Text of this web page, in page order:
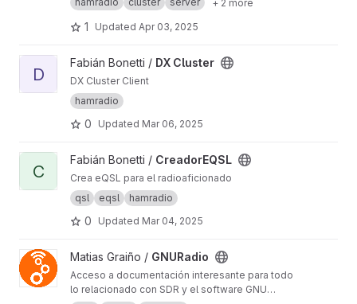
-* Monitoreo de propagación
+ 2 more
1 Updated Apr 03, 2025
View DX Cluster project
D
Fabián Bonetti / DX Cluster
DX Cluster Client
hamradio
0 Updated Mar 06, 2025
View CreadorEQSL project
C
Fabián Bonetti / CreadorEQSL
Crea eQSL para el radioaficionado
qsl
eqsl hamradio
0 Updated Mar 04, 2025
View GNURadio project
Matias Graiño / GNURadio
Acceso a documentación interesante para todo
lo relacionado con SDR y el software GNU